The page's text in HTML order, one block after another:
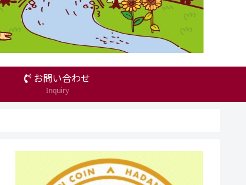
お問い合わせ
Inquiry